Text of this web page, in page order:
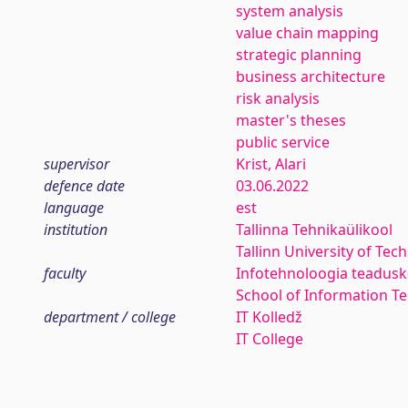
system analysis
value chain mapping
strategic planning
business architecture
risk analysis
master's theses
public service
supervisor
Krist, Alari
defence date
03.06.2022
language
est
institution
Tallinna Tehnikaülikool
Tallinn University of
faculty
Infotehnoloogia
School of Information
department / college
IT Kolledž
IT College